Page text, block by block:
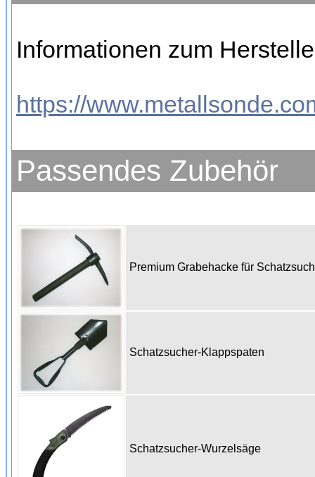
Informationen zum
https://
Passendes Zubehör
Premium Grabehacke für
Schatzsucher-Klappspaten
Schatzsucher-Wurzelsäge